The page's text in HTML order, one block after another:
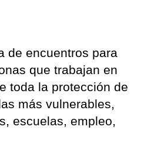
de encuentros para
que trabajan en
toda la protección de
más vulnerables,
escuelas, empleo,